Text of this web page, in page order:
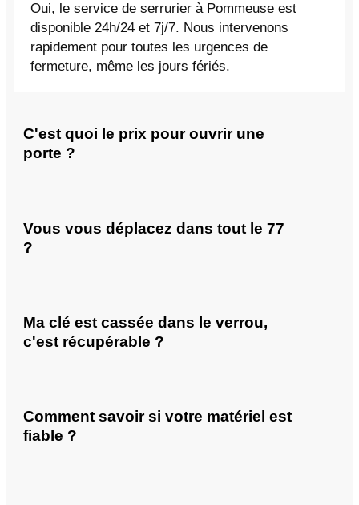
Oui, le service de serrurier à Pommeuse est
disponible 24h/24 et 7j/7. Nous intervenons
rapidement pour toutes les urgences de
fermeture, même les jours fériés.
C'est quoi le prix pour ouvrir une
porte ?
Vous vous déplacez dans tout le 77
?
Ma clé est cassée dans le verrou,
c'est récupérable ?
Comment savoir si votre matériel est
fiable ?